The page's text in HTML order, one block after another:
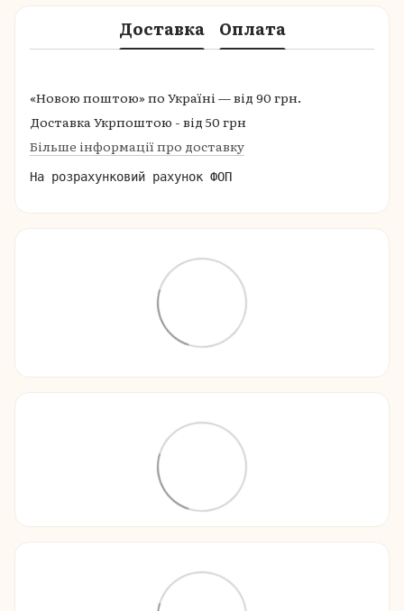
Доставка Оплата
«Новою поштою» по Україні — від 90 грн.
Доставка Укрпоштою - від 50 грн
Більше інформації про доставку
На розрахунковий рахунок ФОП